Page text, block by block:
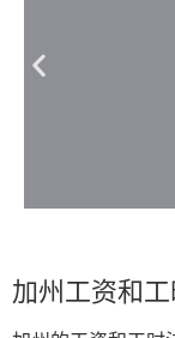
加州工资和